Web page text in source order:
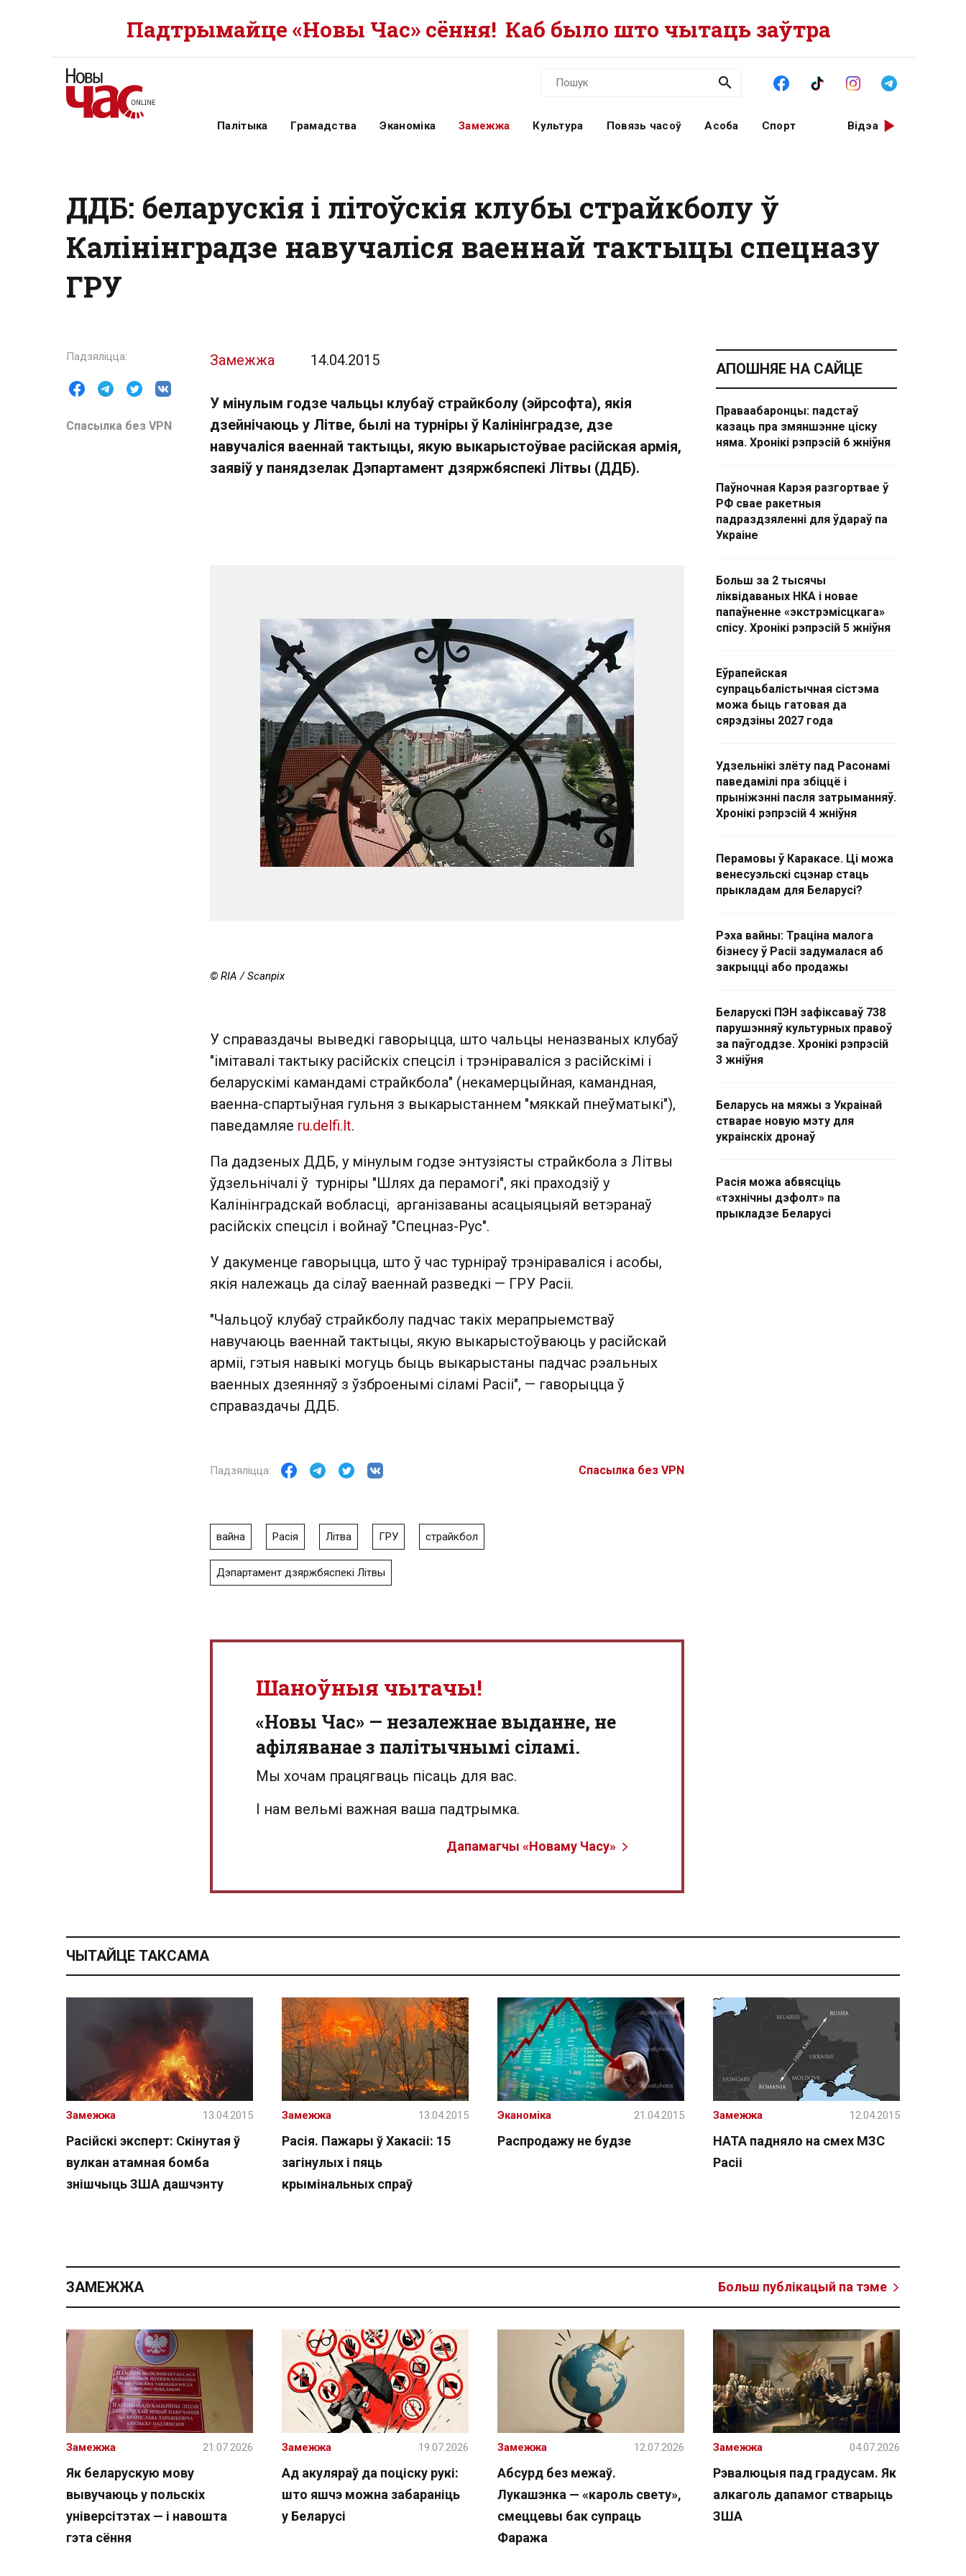
Падтрымайце «Новы Час» сёння! Каб было што чытаць заўтра
Палітыка Грамадства Эканоміка Замежжа Культура Повязь часоў Асоба Спорт Відэа
ДДБ: беларускія і літоўскія клубы страйкболу ў
Калінінградзе навучаліся ваеннай тактыцы спецназу
ГРУ
Спасылка без VPN
Замежжа 14.04.2015
У мінулым годзе чальцы клубаў страйкболу (эйрсофта), якія
дзейнічаюць у Літве, былі на турніры ў Калінінградзе, дзе
навучаліся ваеннай тактыцы, якую выкарыстоўвае расійская армія,
заявіў у панядзелак Дэпартамент дзяржбяспекі Літвы (ДДБ).
© RIA / Scanpix
У справаздачы выведкі гаворыцца, што чальцы неназваных клубаў
"імітавалі тактыку расійскіх спецсіл і трэніраваліся з расійскімі і
беларускімі камандамі страйкбола" (некамерцыйная, камандная,
ваенна-спартыўная гульня з выкарыстаннем "мяккай пнеўматыкі"),
паведамляе ru.delfi.lt.
Па дадзеных ДДБ, у мінулым годзе энтузіясты страйкбола з Літвы
ўдзельнічалі ў турніры "Шлях да перамогі", які праходзіў у
Калінінградскай вобласці, арганізаваны асацыяцыяй ветэранаў
расійскіх спецсіл і войнаў "Спецназ-Рус".
У дакуменце гаворыцца, што ў час турніраў трэніраваліся і асобы,
якія належаць да сілаў ваеннай разведкі — ГРУ Расіі.
"Чальцоў клубаў страйкболу падчас такіх мерапрыемстваў
навучаюць ваеннай тактыцы, якую выкарыстоўваюць у расійскай
арміі, гэтыя навыкі могуць быць выкарыстаны падчас рэальных
ваенных дзеянняў з ўзброенымі сіламі Расіі", — гаворыцца ў
справаздачы ДДБ.
Спасылка без VPN
вайна Расія Літва ГРУ страйкбол
Дэпартамент дзяржбяспекі Літвы
Шаноўныя чытачы!
«Новы Час» — незалежнае выданне, не
афіляванае з палітычнымі сіламі.
Мы хочам працягваць пісаць для вас.
І нам вельмі важная ваша падтрымка.
Дапамагчы «Новаму Часу»
АПОШНЯЕ НА САЙЦЕ
Праваабаронцы: падстаў
казаць пра змяншэнне ціску
няма. Хронікі рэпрэсій 6 жніўня
Паўночная Карэя разгортвае ў
РФ свае ракетныя
падраздзяленні для ўдараў па
Украіне
Больш за 2 тысячы
ліквідаваных НКА і новае
папаўненне «экстрэмісцкага»
спісу. Хронікі рэпрэсій 5 жніўня
Еўрапейская
супрацьбалістычная сістэма
можа быць гатовая да
сярэдзіны 2027 года
Удзельнікі злёту пад Расонамі
паведамілі пра збіццё і
прыніжэнні пасля затрыманняў.
Хронікі рэпрэсій 4 жніўня
Перамовы ў Каракасе. Ці можа
венесуэльскі сцэнар стаць
прыкладам для Беларусі?
Рэха вайны: Траціна малога
бізнесу ў Расіі задумалася аб
закрыцці або продажы
Беларускі ПЭН зафіксаваў 738
парушэнняў культурных правоў
за паўгоддзе. Хронікі рэпрэсій
3 жніўня
Беларусь на мяжы з Украінай
стварае новую мэту для
украінскіх дронаў
Расія можа абвясціць
«тэхнічны дэфолт» па
прыкладзе Беларусі
ЧЫТАЙЦЕ ТАКСАМА
Расійскі эксперт: Скінутая ў
вулкан атамная бомба
знішчыць ЗША дашчэнту
Замежжа 13.04.2015
Расія. Пажары ў Хакасіі: 15
загінулых і пяць
крымінальных спраў
Замежжа 13.04.2015
Распродажу не будзе
Эканоміка 21.04.2015
НАТА падняло на смех МЗС
Расіі
Замежжа 12.04.2015
ЗАМЕЖЖА Больш публікацый па тэме
Як беларускую мову
вывучаюць у польскіх
універсітэтах — і навошта
гэта сёння
Замежжа 21.07.2026
Ад акуляраў да поціску рукі:
што яшчэ можна забараніць
у Беларусі
Замежжа 19.07.2026
Абсурд без межаў.
Лукашэнка — «кароль свету»,
смеццевы бак супраць
Фаража
Замежжа 12.07.2026
Рэвалюцыя пад градусам. Як
алкаголь дапамог стварыць
ЗША
Замежжа 04.07.2026